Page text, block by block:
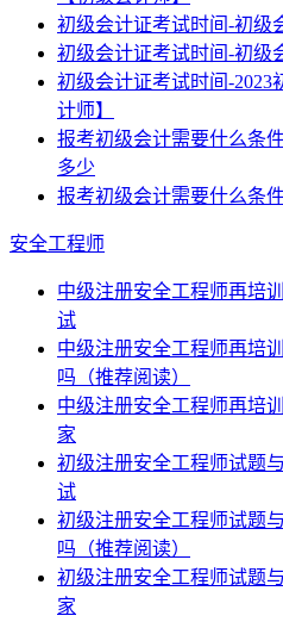
初级会计证考试时间-初级
初级会计证考试时间-初级
初级会计证考试时间-
计师】
报考初级会计需要什么条
多少
报考初级会计需要什么条
安全工程师
中级注册安全工程师再培
试
中级注册安全工程师再培
吗（推荐阅读）
中级注册安全工程师再培
家
初级注册安全工程师试题
试
初级注册安全工程师试题
吗（推荐阅读）
初级注册安全工程师试题
家